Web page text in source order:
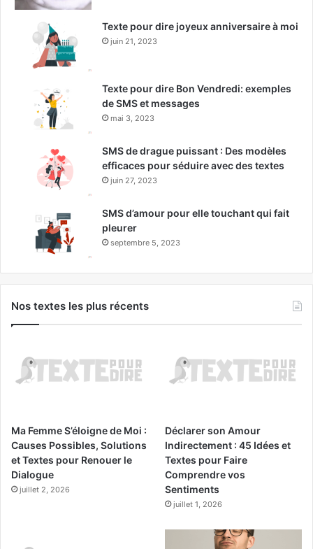
Texte pour dire joyeux anniversaire à moi
juin 21, 2023
Texte pour dire Bon Vendredi: exemples
de SMS et messages
mai 3, 2023
SMS de drague puissant : Des modèles
efficaces pour séduire avec des textes
juin 27, 2023
SMS d’amour pour elle touchant qui fait
pleurer
septembre 5, 2023
Nos textes les plus récents
Ma Femme S’éloigne de Moi :
Causes Possibles, Solutions
et Textes pour Renouer le
Dialogue
juillet 2, 2026
Déclarer son Amour
Indirectement : 45 Idées et
Textes pour Faire
Comprendre vos
Sentiments
juillet 1, 2026